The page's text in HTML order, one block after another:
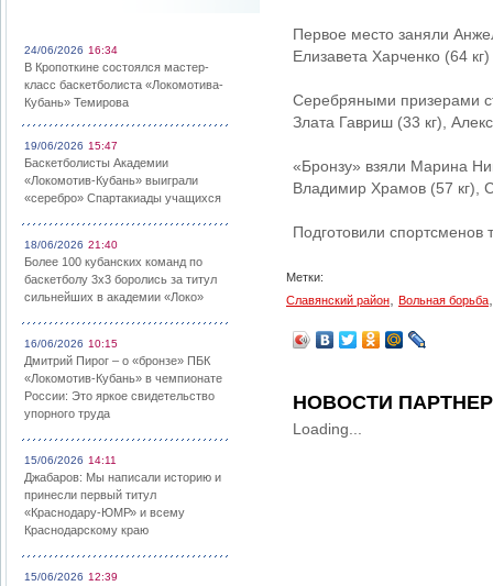
24/06/2026 16:34
В Кропоткине состоялся мастер-
класс баскетболиста «Локомотива-
Кубань» Темирова
19/06/2026 15:47
Баскетболисты Академии
«Локомотив-Кубань» выиграли
«серебро» Спартакиады учащихся
18/06/2026 21:40
Более 100 кубанских команд по
баскетболу 3х3 боролись за титул
сильнейших в академии «Локо»
16/06/2026 10:15
Дмитрий Пирог – о «бронзе» ПБК
«Локомотив-Кубань» в чемпионате
России: Это яркое свидетельство
упорного труда
15/06/2026 14:11
Джабаров: Мы написали историю и
принесли первый титул
«Краснодару-ЮМР» и всему
Краснодарскому краю
15/06/2026 12:39
Первое место заняли
Елизавета Харченко (64
Серебряными призерами
Злата Гавриш (33 кг),
«Бронзу» взяли Марина
Владимир Храмов (57 кг),
Подготовили
Метки:
Славянский район
Вольная борьба
НОВОСТИ
Loading...